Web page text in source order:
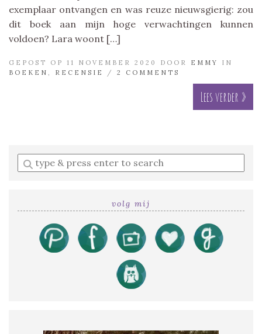
exemplaar ontvangen en was reuze nieuwsgierig: zou
dit boek aan mijn hoge verwachtingen kunnen
voldoen? Lara woont […]
GEPOST OP 11 NOVEMBER 2020 DOOR EMMY
IN
BOEKEN
RECENSIE / 2 COMMENTS
Lees verder »
Enter
a
volg mij